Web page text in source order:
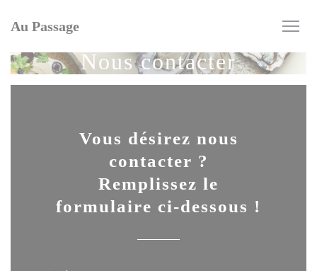
Au Passage
Nous contacter
Vous désirez nous
contacter ?
Remplissez le
formulaire ci-dessous !